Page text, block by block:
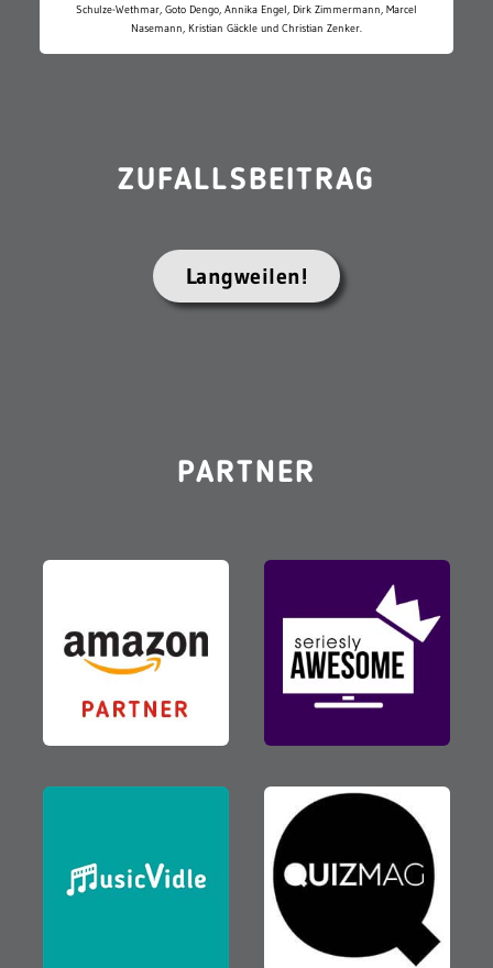
Schulze-Wethmar, Goto Dengo, Annika Engel, Dirk Zimmermann, Marcel
Nasemann, Kristian Gäckle und Christian Zenker.
ZUFALLSBEITRAG
Langweilen!
PARTNER